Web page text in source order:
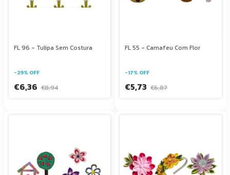
FL 96 - Tulipa Sem Costura
-29% OFF
€6,36 €8,94
FL 55 - Camafeu Com Flor
-17% OFF
€5,73 €6,87